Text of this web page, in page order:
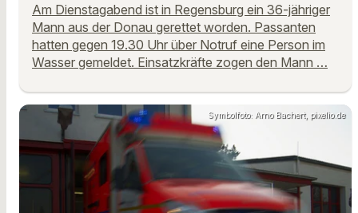
Am Dienstagabend ist in Regensburg ein 36-jähriger
Mann aus der Donau gerettet worden. Passanten
hatten gegen 19.30 Uhr über Notruf eine Person im
Wasser gemeldet. Einsatzkräfte zogen den Mann …
Symbolfoto: Arno Bachert, pixelio.de